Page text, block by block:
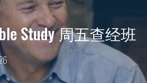
Study 周五查经班